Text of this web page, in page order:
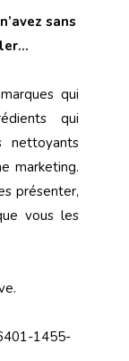
sans
qui
qui
nettoyants
marketing.
présenter,
vous les